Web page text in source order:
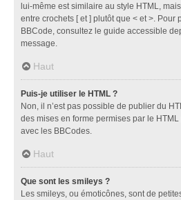
lui-même est similaire au style HTML,
entre crochets [ et ] plutôt que < et >. Pour
BBCode, consultez le guide accessible
message.
Haut
Puis-je utiliser le HTML ?
Non, il n’est pas possible de publier du
des mises en forme permises par le
avec les BBCodes.
Haut
Que sont les smileys ?
Les smileys, ou émoticônes, sont de